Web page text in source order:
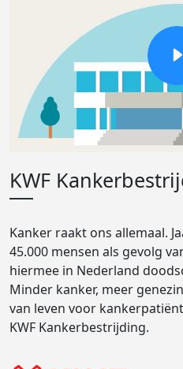
KWF
Kanker raakt ons allemaal.
45.000 mensen als gevolg
hiermee in Nederland
Minder kanker, meer
van leven voor
KWF Kankerbestrijding.